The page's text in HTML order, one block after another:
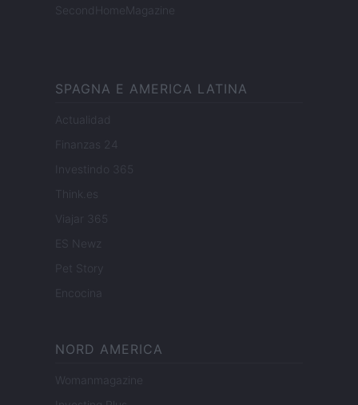
SecondHomeMagazine
SPAGNA E AMERICA LATINA
Actualidad
Finanzas 24
Investindo 365
Think.es
Viajar 365
ES Newz
Pet Story
Encocina
NORD AMERICA
Womanmagazine